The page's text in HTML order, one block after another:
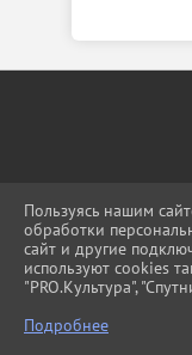
ВХОД
КАРТА
ПОЛИТИКА
ДАННЫХ
СДЕЛАНО НА
Пользуясь нашим
обработки
сайт и другие
используют cookies
"PRO.Культура",
Подробнее